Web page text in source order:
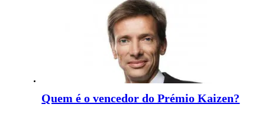
Quem é o vencedor do Prémio Kaizen?